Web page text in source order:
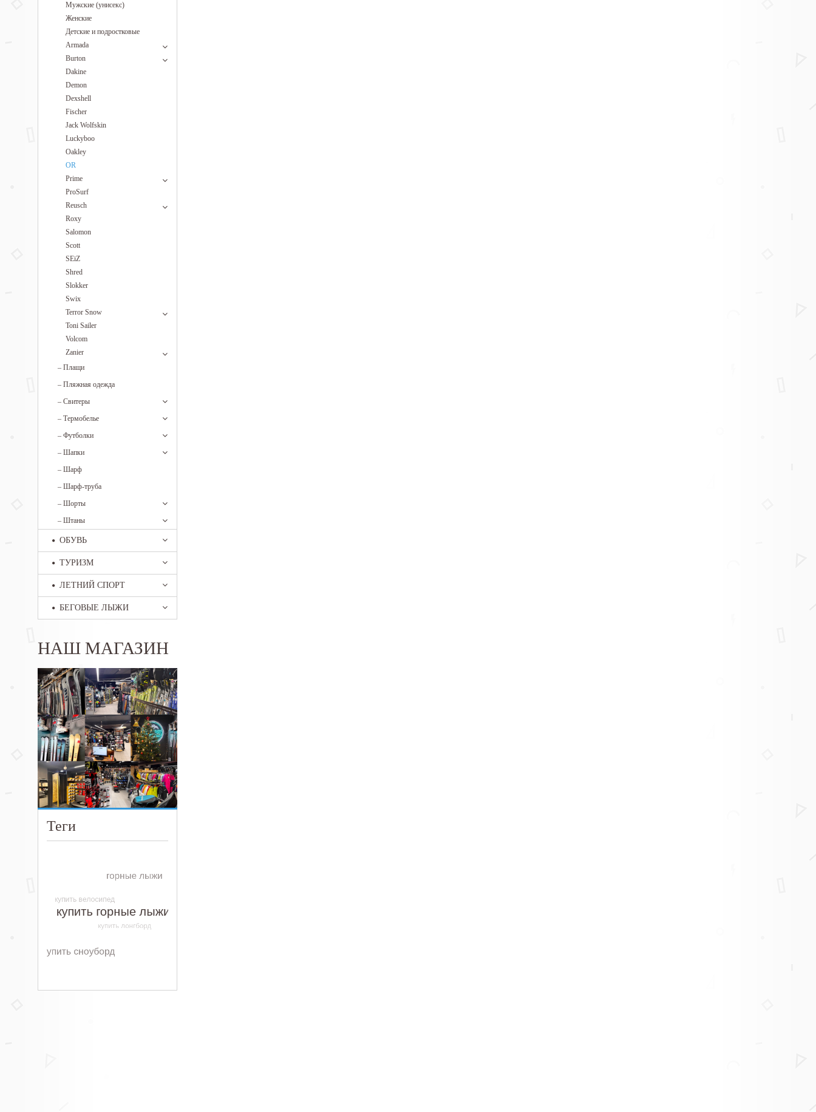
Мужские (унисекс)
Женские
Детские и подростковые
Armada
Burton
Dakine
Demon
Dexshell
Fischer
Jack Wolfskin
Luckyboo
Oakley
OR
Prime
ProSurf
Reusch
Roxy
Salomon
Scott
SEiZ
Shred
Slokker
Swix
Terror Snow
Toni Sailer
Volcom
Zanier
– Плащи
– Пляжная одежда
– Свитеры
– Термобелье
– Футболки
– Шапки
– Шарф
– Шарф-труба
– Шорты
– Штаны
ОБУВЬ
ТУРИЗМ
ЛЕТНИЙ СПОРТ
БЕГОВЫЕ ЛЫЖИ
НАШ МАГАЗИН
Теги